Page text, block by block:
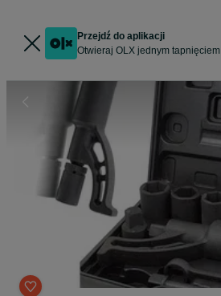
Przejdź do aplikacji
Otwieraj OLX jednym tapnięciem